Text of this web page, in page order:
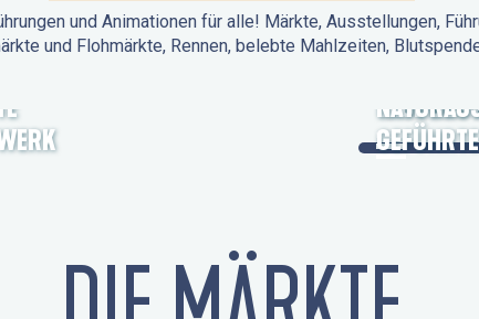
und Animationen für alle! Märkte, Ausstellungen,
und Flohmärkte, Rennen, belebte Mahlzeiten,
TAGE DES